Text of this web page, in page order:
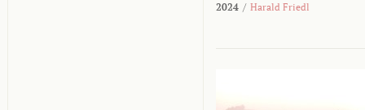
2024 / Harald Friedl